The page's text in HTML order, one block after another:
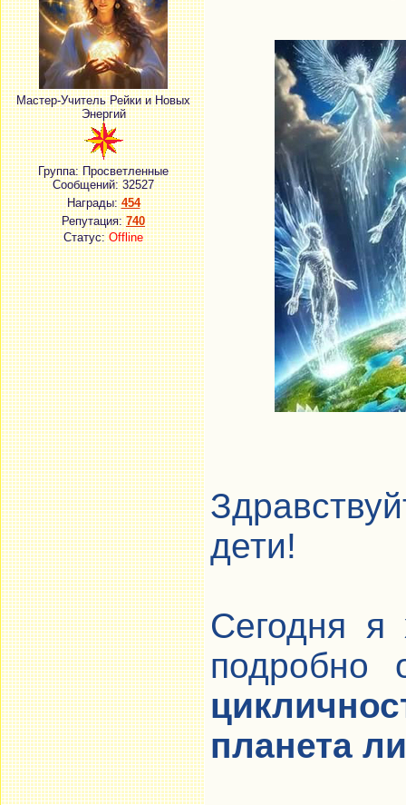
Мастер-Учитель Рейки и Новых
Энергий
Группа: Просветленные
Сообщений:32527
Награды:454
Репутация:740
Статус:Offline
дети!
Сегодня я
планета